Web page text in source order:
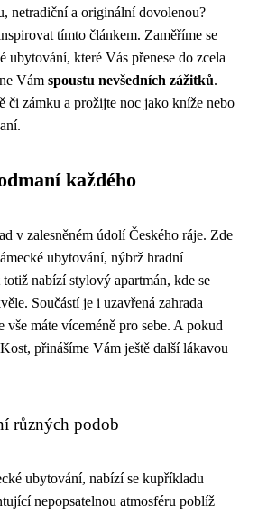
netradiční a originální dovolenou?
tímto článkem. Zaměříme se
ubytování, které Vás přenese do zcela
Vám spoustu nevšedních zážitků.
či zámku a prožijte noc jako kníže nebo
každého
v zalesněném údolí Českého ráje. Zde
ubytování, nýbrž hradní
totiž nabízí stylový apartmán, kde se
Součástí je i uzavřená zahrada
vše máte víceméně pro sebe. A pokud
přinášíme Vám ještě další lákavou
různých podob
ubytování, nabízí se kupříkladu
nepopsatelnou atmosféru poblíž